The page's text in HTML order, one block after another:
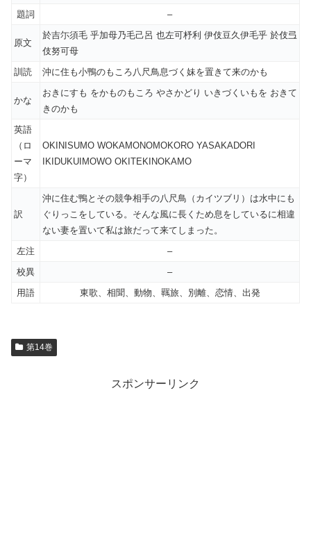
題詞
–
原文
於吉尓須毛 乎加母乃毛己呂 也左可杼利 伊伎豆久伊毛乎 於伎弖
伎努可母
訓読
沖に住も小鴨のもころ八尺鳥息づく妹を置きて来のかも
かな
おきにすも をかものもころ やさかどり いきづくいもを おきて
きのかも
英語
（ロ
ーマ
字）
OKINISUMO WOKAMONOMOKORO YASAKADORI
IKIDUKUIMOWO OKITEKINOKAMO
訳
沖に住む鴨とその競争相手の八尺鳥（カイツブリ）は水中にも
ぐりっこをしている。そんな風に長くため息をしているに相違
ない妻を置いて私は旅だって来てしまった。
左注
–
校異
–
用語
東歌、相聞、動物、羈旅、別離、恋情、出発
第14巻
スポンサーリンク